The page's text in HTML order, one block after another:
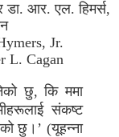
डा. आर. एल. हिमर्स,
Jr.
L. Cagan
छु, कि ममा
संकष्ट
छु।’ (यूहन्ना